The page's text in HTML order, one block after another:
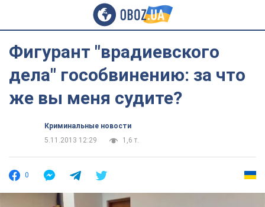
Фигурант "врадиевского
дела" гособвинению: за что
же вы меня судите?
Криминальные новости
5.11.2013 12:29
1,6 т.
0